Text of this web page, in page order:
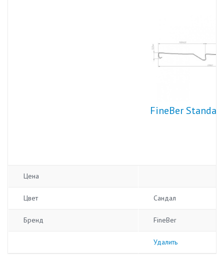
FineBer
Цена
Цвет Сандал
Бренд FineBer
Удалить